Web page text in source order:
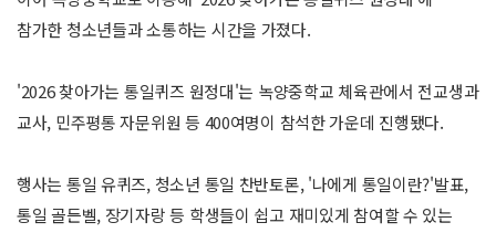
참가한 청소년들과 소통하는 시간을 가졌다.
'2026 찾아가는 통일퀴즈 원정대'는 녹양중학교 체육관에서 전교생과
교사, 민주평통 자문위원 등 400여명이 참석한 가운데 진행됐다.
행사는 통일 유퀴즈, 청소년 통일 찬반토론, '나에게 통일이란?'발표,
통일 골든벨, 장기자랑 등 학생들이 쉽고 재미있게 참여할 수 있는